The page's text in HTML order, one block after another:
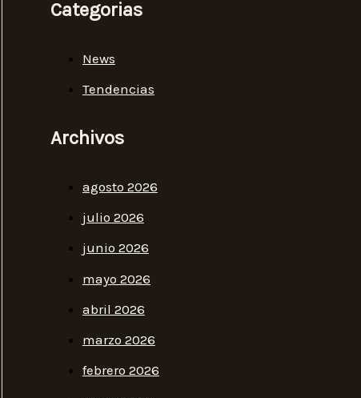
Categorias
News
Tendencias
Archivos
agosto 2026
julio 2026
junio 2026
mayo 2026
abril 2026
marzo 2026
febrero 2026